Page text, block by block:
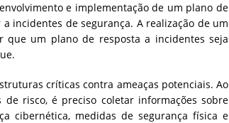
e implementação de um plano de
incidentes de segurança. A realização de um
que um plano de resposta a incidentes seja
críticas contra ameaças potenciais. Ao
risco, é preciso coletar informações sobre
cibernética, medidas de segurança física e